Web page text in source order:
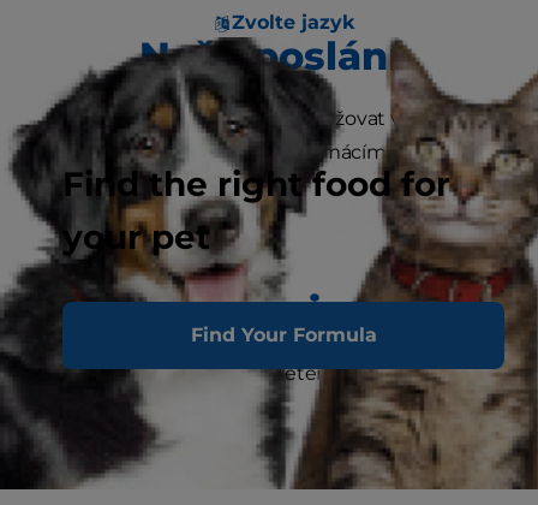
Zvolte jazyk
Find the right food for
your pet
Find Your Formula
Naše poslání
Pomáhat obohacovat a prodlužovat výjimečné
vztahy mezi lidmi a jejich domácími mazlíčky.
Naše vize
Udělat z výživy základ veterinární medicíny.